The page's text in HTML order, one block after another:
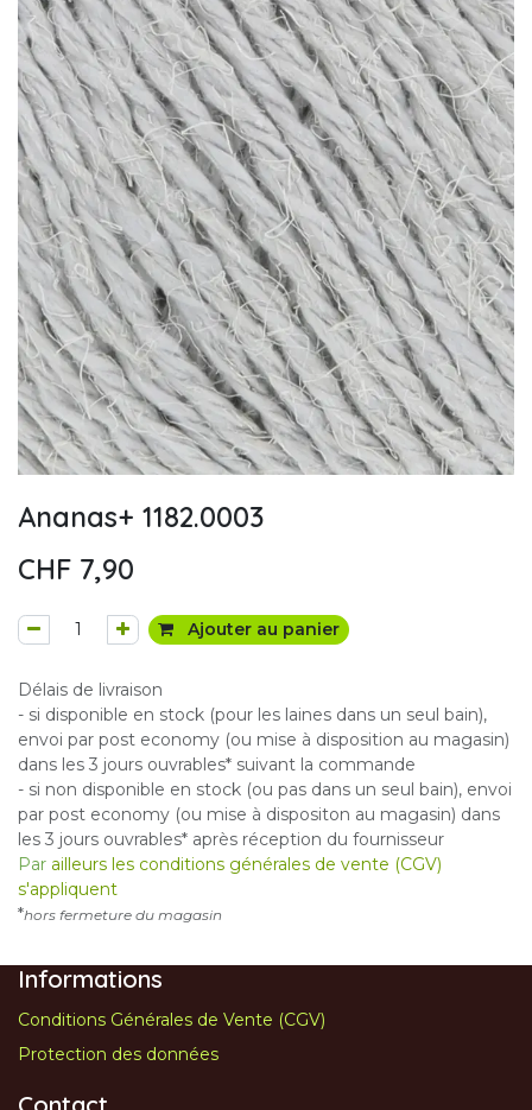
Ananas+ 1182.0003
CHF 7,90
Ajouter au panier
Délais de livraison
- si disponible en stock (pour les laines dans un seul bain),
envoi par post economy (ou mise à disposition au magasin)
dans les 3 jours ouvrables* suivant la commande
- si non disponible en stock (ou pas dans un seul bain), envoi
par post economy (ou mise à dispositon au magasin) dans
les 3 jours ouvrables* après réception du fournisseur
Par ailleurs les conditions générales de vente (CGV)
s'appliquent
*hors fermeture du magasin
Informations
Conditions Générales de Vente (CGV)
Protection des données